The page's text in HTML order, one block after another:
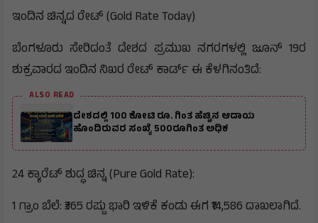
ಇಂದಿನ ಚಿನ್ನದ ರೇಟ್ (Gold Rate Today)
ಬೆಂಗಳೂರು ಸೇರಿದಂತೆ ದೇಶದ ಪ್ರಮುಖ ನಗರಗಳಲ್ಲಿ ಜೂನ್ 19ರ
ಶುಕ್ರವಾರದ ಇಂದಿನ ನಿಖರ ರೇಟ್ ಕಾರ್ಡ್ ಈ ಕೆಳಗಿನಂತಿದೆ:
ALSO READ
ದೇಶದಲ್ಲಿ 100 ಕೋಟಿ ರೂ. ಗಿಂತ ಹೆಚ್ಚಿನ ಆದಾಯ
ಹೊಂದಿರುವರ ಸಂಖ್ಯೆ 500ರೂಗಿಂತ ಅಧಿಕ
24 ಕ್ಯಾರೆಟ್ ಶುದ್ಧ ಚಿನ್ನ (Pure Gold Rate):
1 ಗ್ರಾಂ ಬೆಲೆ: ₹365 ರಷ್ಟು ಭಾರಿ ಇಳಿಕೆ ಕಂಡು ಈಗ ₹14,586 ದಾಖಲಾಗಿದೆ.